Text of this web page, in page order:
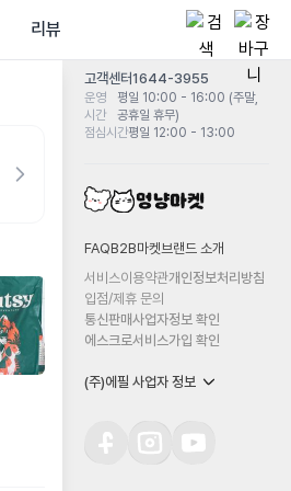
리뷰
고객센터1644-3955
운영
시간
평일 10:00 - 16:00 (주말,
공휴일 휴무)
점심시간평일 12:00 - 13:00
FAQB2B마켓 브랜드 소개
서비스이용약관개인정보처리방침
입점/제휴 문의
통신판매사업자정보 확인
에스크로서비스가입 확인
(주)에필 사업자 정보